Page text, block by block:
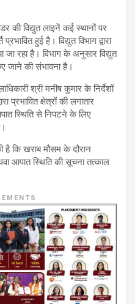
की विद्युत लाइनें कई स्थानों पर
हुई है। विद्युत विभाग द्वारा
जा रहा है। विभाग के अनुसार विद्युत
जाने की संभावना है।
श्री मनीष कुमार के निर्देशों
प्रभावित क्षेत्रों की लगातार
स्थिति से निपटने के लिए
कि खराब मौसम के दौरान
आपात स्थिति की सूचना तत्काल